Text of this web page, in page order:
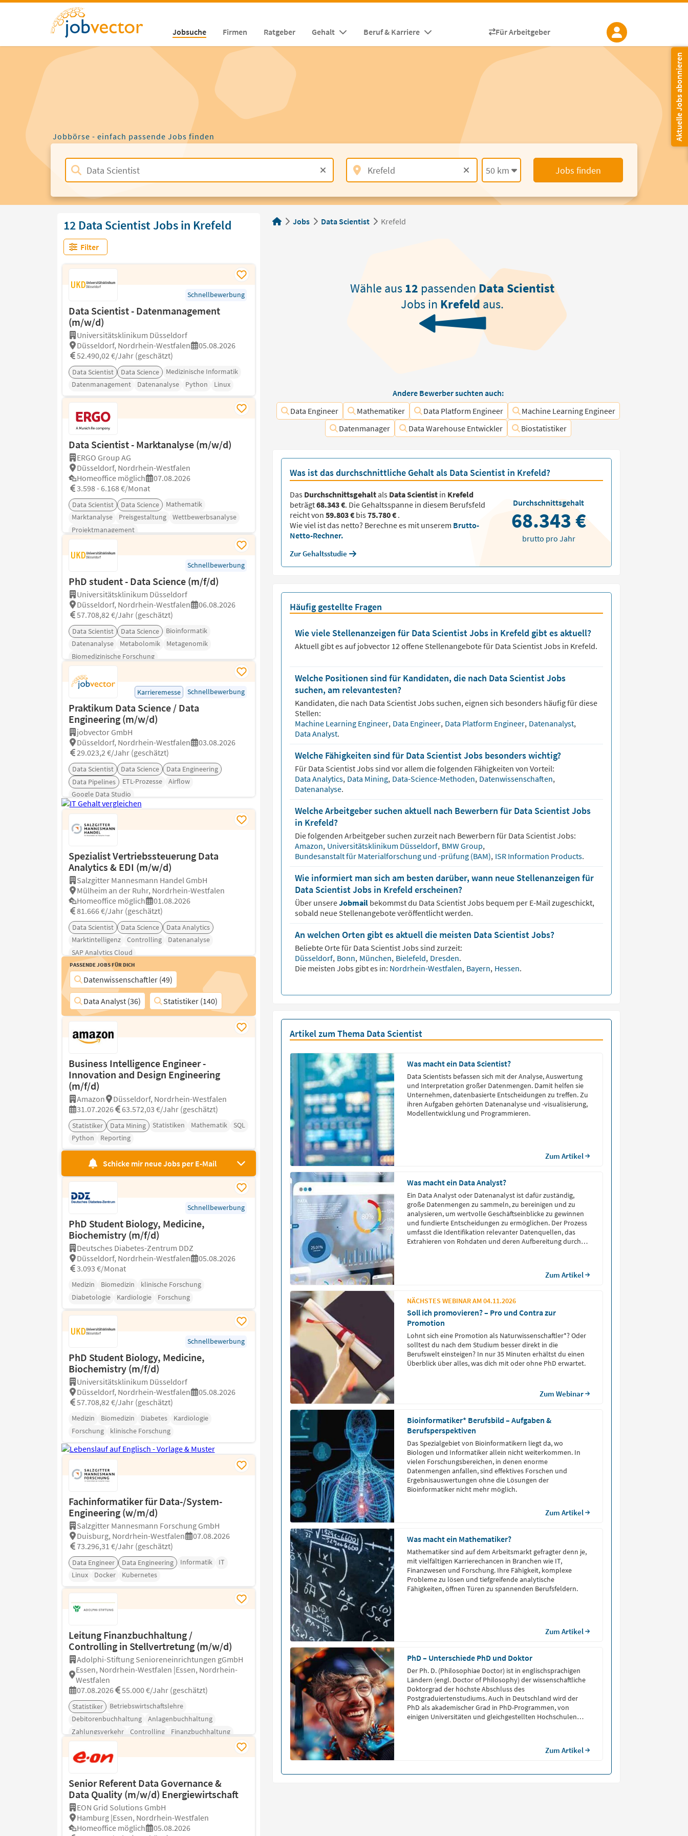
Jobsuche Firmen Ratgeber Gehalt Beruf & Karriere Für Arbeitgeber
Aktuelle Jobs abonnieren
Jobbörse - einfach passende Jobs finden
50 km Jobs finden
12 Data Scientist Jobs in Krefeld
Filter
Schnellbewerbung
Data Scientist - Datenmanagement
(m/w/d)
Universitätsklinikum Düsseldorf
Düsseldorf, Nordrhein-Westfalen
05.08.2026
52.490,02 €/Jahr (geschätzt)
Data Scientist Data Science
Medizinische Informatik
Datenmanagement
Datenanalyse Python Linux
Data Scientist - Marktanalyse (m/w/d)
ERGO Group AG
Düsseldorf, Nordrhein-Westfalen
Homeoffice möglich
07.08.2026
3.598 - 6.168 €/Monat
Data Scientist Data Science
Mathematik
Marktanalyse
Preisgestaltung
Wettbewerbsanalyse
Projektmanagement
Schnellbewerbung
PhD student - Data Science (m/f/d)
Universitätsklinikum Düsseldorf
Düsseldorf, Nordrhein-Westfalen
06.08.2026
57.708,82 €/Jahr (geschätzt)
Data Scientist Data Science
Bioinformatik
Datenanalyse
Metabolomik
Metagenomik
Biomedizinische Forschung
Karrieremesse Schnellbewerbung
Praktikum Data Science / Data
Engineering (m/w/d)
jobvector GmbH
Düsseldorf, Nordrhein-Westfalen
03.08.2026
29.023,2 €/Jahr (geschätzt)
Data Scientist Data Science
Data Engineering
Data Pipelines
ETL-Prozesse
Airflow
Google Data Studio
Spezialist Vertriebssteuerung Data
Analytics & EDI (m/w/d)
Salzgitter Mannesmann Handel GmbH
Mülheim an der Ruhr, Nordrhein-Westfalen
Homeoffice möglich
01.08.2026
81.666 €/Jahr (geschätzt)
Data Scientist Data Science
Data Analytics
Marktintelligenz
Controlling
Datenanalyse
SAP Analytics Cloud
Passende Jobs für Dich
Datenwissenschaftler (49)
Data Analyst (36) Statistiker (140)
Business Intelligence Engineer -
Innovation and Design Engineering
(m/f/d)
Amazon
Düsseldorf, Nordrhein-Westfalen
31.07.2026
63.572,03 €/Jahr (geschätzt)
Statistiker Data Mining Statistiken Mathematik
SQL
Python
Reporting
Schicke mir neue Jobs per E-Mail
Schnellbewerbung
PhD Student Biology, Medicine,
Biochemistry (m/f/d)
Deutsches Diabetes-Zentrum DDZ
Düsseldorf, Nordrhein-Westfalen
05.08.2026
3.093 €/Monat
Medizin Biomedizin
klinische Forschung
Diabetologie
Kardiologie Forschung
Schnellbewerbung
PhD Student Biology, Medicine,
Biochemistry (m/f/d)
Universitätsklinikum Düsseldorf
Düsseldorf, Nordrhein-Westfalen
05.08.2026
57.708,82 €/Jahr (geschätzt)
Medizin Biomedizin Diabetes
Kardiologie
Forschung
klinische Forschung
Fachinformatiker für Data-/System-
Engineering (w/m/d)
Salzgitter Mannesmann Forschung GmbH
Duisburg, Nordrhein-Westfalen
07.08.2026
73.296,31 €/Jahr (geschätzt)
Data Engineer Data Engineering Informatik
IT
Linux
Docker Kubernetes
Leitung Finanzbuchhaltung /
Controlling in Stellvertretung (m/w/d)
Adolphi-Stiftung Senioreneinrichtungen gGmbH
Essen, Nordrhein-Westfalen |Essen, Nordrhein-
Westfalen
07.08.2026
55.000 €/Jahr (geschätzt)
Statistiker
Betriebswirtschaftslehre
Debitorenbuchhaltung
Anlagenbuchhaltung
Zahlungsverkehr
Controlling Finanzbuchhaltung
Senior Referent Data Governance &
Data Quality (m/w/d) Energiewirtschaft
EON Grid Solutions GmbH
Hamburg |Essen, Nordrhein-Westfalen
Homeoffice möglich
05.08.2026
Jobs Data Scientist Krefeld
Wähle aus12 passenden Data Scientist
Jobs in Krefeld aus.
Andere Bewerber suchten auch:
Data Engineer
Mathematiker Data Platform Engineer
Machine Learning Engineer
Datenmanager
Data Warehouse Entwickler Biostatistiker
Was ist das durchschnittliche Gehalt als Data Scientist in Krefeld?
Das Durchschnittsgehaltals Data Scientistin Krefeld
beträgt68.343 €. Die Gehaltsspanne in diesem Berufsfeld
reicht von 59.803 €bis75.780 € .
Wie viel ist das netto? Berechne es mit unserem Brutto-
Netto-Rechner.
Zur Gehaltsstudie
Durchschnittsgehalt
68.343 €
brutto pro Jahr
Häufig gestellte Fragen
Wie viele Stellenanzeigen für Data Scientist Jobs in Krefeld gibt es aktuell?
Aktuell gibt es auf jobvector 12offene Stellenangebote für Data Scientist Jobs in Krefeld.
Welche Positionen sind für Kandidaten, die nach Data Scientist Jobs
suchen, am relevantesten?
Kandidaten, die nach Data ScientistJobs suchen, eignen sich besonders häufig für diese
Stellen:
Machine Learning Engineer, Data Engineer, Data Platform Engineer, Datenanalyst,
Data Analyst.
Welche Fähigkeiten sind für Data Scientist Jobs besonders wichtig?
Für Data ScientistJobs sind vor allem die folgenden Fähigkeiten von Vorteil:
Data Analytics, Data Mining, Data-Science-Methoden, Datenwissenschaften,
Datenanalyse.
Welche Arbeitgeber suchen aktuell nach Bewerbern für Data Scientist Jobs
in Krefeld?
Die folgenden Arbeitgeber suchen zurzeit nach Bewerbern für Data ScientistJobs:
Amazon, Universitätsklinikum Düsseldorf, BMW Group,
Bundesanstalt für Materialforschung und -prüfung (BAM), ISR Information Products.
Wie informiert man sich am besten darüber, wann neue Stellenanzeigen für
Data Scientist Jobs in Krefeld erscheinen?
Über unsereJobmail bekommst du Data ScientistJobs bequem per E-Mail zugeschickt,
sobald neue Stellenangebote veröffentlicht werden.
An welchen Orten gibt es aktuell die meisten Data Scientist Jobs?
Beliebte Orte für Data ScientistJobs sind zurzeit:
Düsseldorf, Bonn, München, Bielefeld, Dresden.
Die meisten Jobs gibt es in: Nordrhein-Westfalen, Bayern, Hessen.
Artikel zum Thema Data Scientist
Was macht ein Data Scientist?
Data Scientists befassen sich mit der Analyse, Auswertung
und Interpretation großer Datenmengen. Damit helfen sie
Unternehmen, datenbasierte Entscheidungen zu treffen. Zu
ihren Aufgaben gehörten Datenanalyse und -visualisierung,
Modellentwicklung und Programmieren.
Zum Artikel
Was macht ein Data Analyst?
Ein Data Analyst oder Datenanalyst ist dafür zuständig,
große Datenmengen zu sammeln, zu bereinigen und zu
analysieren, um wertvolle Geschäftseinblicke zu gewinnen
und fundierte Entscheidungen zu ermöglichen. Der Prozess
umfasst die Identifikation relevanter Datenquellen, das
Extrahieren von Rohdaten und deren Aufbereitung durch
Zum Artikel
NÄCHSTES WEBINAR AM 04.11.2026
Soll ich promovieren? – Pro und Contra zur
Promotion
Lohnt sich eine Promotion als Naturwissenschaftler*? Oder
solltest du nach dem Studium besser direkt in die
Berufswelt einsteigen? In nur 35 Minuten erhältst du einen
Überblick über alles, was dich mit oder ohne PhD erwartet.
Zum Webinar
Bioinformatiker* Berufsbild – Aufgaben &
Berufsperspektiven
Das Spezialgebiet von Bioinformatikern liegt da, wo
Biologen und Informatiker allein nicht weiterkommen. In
vielen Forschungsbereichen, in denen enorme
Datenmengen anfallen, sind effektives Forschen und
Ergebnisauswertungen ohne die Lösungen der
Bioinformatiker nicht mehr möglich.
Zum Artikel
Was macht ein Mathematiker?
Mathematiker sind auf dem Arbeitsmarkt gefragter denn je,
mit vielfältigen Karrierechancen in Branchen wie IT,
Finanzwesen und Forschung. Ihre Fähigkeit, komplexe
Probleme zu lösen und tiefgreifende analytische
Fähigkeiten, öffnen Türen zu spannenden Berufsfeldern.
Zum Artikel
PhD – Unterschiede PhD und Doktor
Der Ph. D. (Philosophiae Doctor) ist in englischsprachigen
Ländern (engl. Doctor of Philosophy) der wissenschaftliche
Doktorgrad der höchste Abschluss des
Postgraduiertenstudiums. Auch in Deutschland wird der
PhD als akademischer Grad in PhD-Programmen, von
einigen Universitäten und gleichgestellten Hochschulen
Zum Artikel